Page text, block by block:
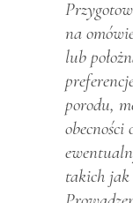
na
lub
porodu,
obecności
takich jak